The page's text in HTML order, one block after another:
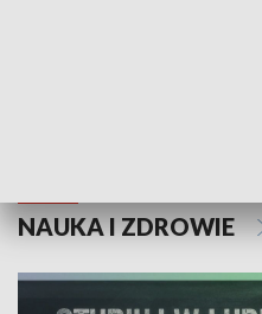
NAUKA I ZDROWIE